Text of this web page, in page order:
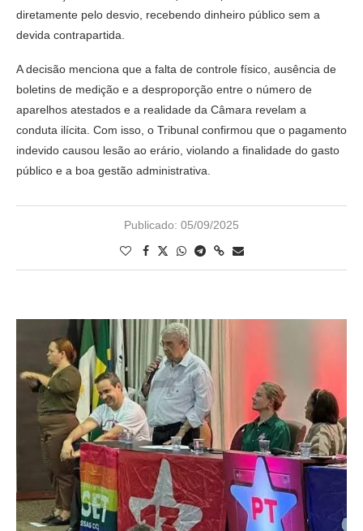
diretamente pelo desvio, recebendo dinheiro público sem a
devida contrapartida.
A decisão menciona que a falta de controle físico, ausência de
boletins de medição e a desproporção entre o número de
aparelhos atestados e a realidade da Câmara revelam a
conduta ilícita. Com isso, o Tribunal confirmou que o pagamento
indevido causou lesão ao erário, violando a finalidade do gasto
público e a boa gestão administrativa.
Publicado: 05/09/2025